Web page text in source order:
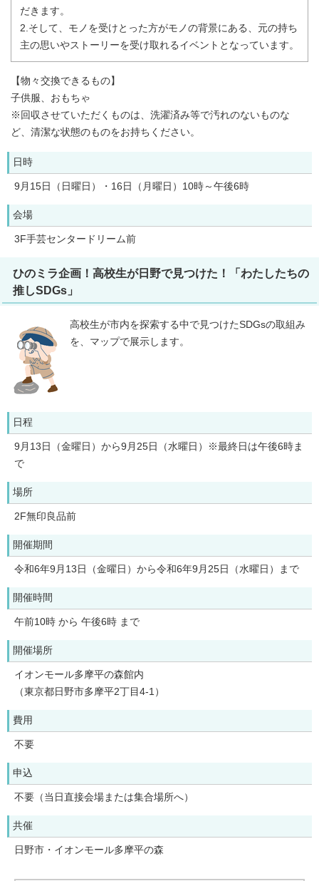
だきます。
2.そして、モノを受けとった方がモノの背景にある、元の持ち
主の思いやストーリーを受け取れるイベントとなっています。
【物々交換できるもの】
子供服、おもちゃ
※回収させていただくものは、洗濯済み等で汚れのないものな
ど、清潔な状態のものをお持ちください。
日時
9月15日（日曜日）・16日（月曜日）10時～午後6時
会場
3F手芸センタードリーム前
ひのミラ企画！高校生が日野で見つけた！「わたしたちの
推しSDGs」
高校生が市内を探索する中で見つけたSDGsの取組み
を、マップで展示します。
日程
9月13日（金曜日）から9月25日（水曜日）※最終日は午後6時ま
で
場所
2F無印良品前
開催期間
令和6年9月13日（金曜日）から令和6年9月25日（水曜日）まで
開催時間
午前10時 から 午後6時 まで
開催場所
イオンモール多摩平の森館内
（東京都日野市多摩平2丁目4-1）
費用
不要
申込
不要（当日直接会場または集合場所へ）
共催
日野市・イオンモール多摩平の森